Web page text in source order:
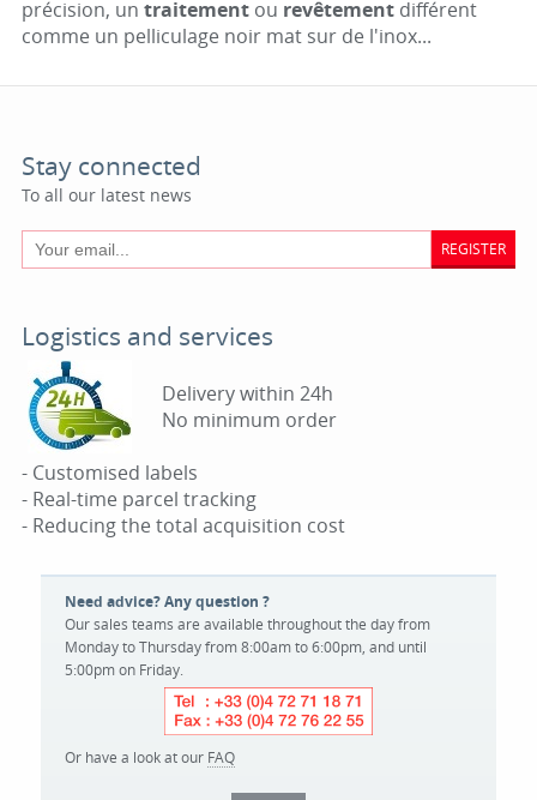
précision, un traitement ou revêtement différent
comme un pelliculage noir mat sur de l'inox...
Stay connected
To all our latest news
REGISTER
Logistics and services
Delivery within 24h
No minimum order
- Customised labels
- Real-time parcel tracking
- Reducing the total acquisition cost
Need advice? Any question ?
Our sales teams are available throughout the day from
Monday to Thursday from 8:00am to 6:00pm, and until
5:00pm on Friday.
Or have a look at our FAQ